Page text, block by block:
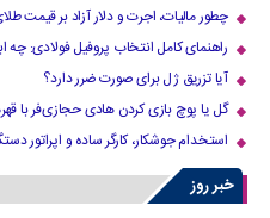
چطور مالیات، اجرت و دلار آزاد بر قیمت طلای ۲۴ عیار اثر
راهنمای کامل انتخاب پروفیل فولادی:
آیا تزریق ژل برای صورت ضرر دارد​؟
گل یا پوچ بازی کردن هادی حجازی‌فر با
استخدام جوشکار، کارگر ساده و اپراتور
خبر روز